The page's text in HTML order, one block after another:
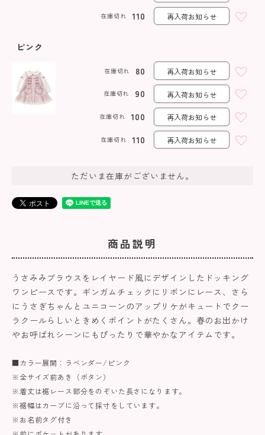
110
在庫切れ 再入荷お知らせ
ピンク
80
在庫切れ 再入荷お知らせ
90
在庫切れ 再入荷お知らせ
100
在庫切れ 再入荷お知らせ
110
在庫切れ 再入荷お知らせ
ただいま在庫がございません。
商品説明
うさみみブラウスをレイヤード風にデザインしたドッキング
ワンピースです。ギンガムチェックにリボンにレース、さら
にうさぎちゃんとユニコーンのアップリケがキュートでクー
ラクールらしいときめくポイントがたくさん。春のお出かけ
やお呼ばれシーンにもぴったりで華やかなアイテムです。
■カラー展開：ラベンダー/ピンク
※全サイズ前あき（ボタン）
※着丈は裾レース部分をのぞいた長さになります。
※裾幅はカーブに沿って採寸をしています。
※お名前タグ付き